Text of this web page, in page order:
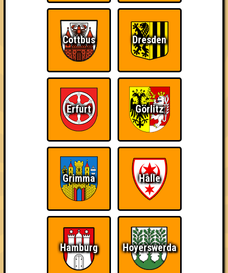
Die Slippers
Errungenschaften
Kleiner Hinweis: bei uns sind Teams, die in einem Stechen
verlieren, trotzdem auf dem 1. Platz - den haben sie sich
schließlich verdient! Entsprechend gibt es für diese auch
Errungenschaften für den 1. Platz.
Teil der Oberschicht
Schon wieder zum
Wiederzehn macht
Quizveteran
Wir sind immer bei
Nerven aus Stahl
Cottbus Dresden
Erfurt Görlitz
Grimma Halle
Hamburg Hoyerswerda